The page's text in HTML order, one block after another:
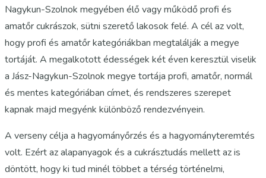
Nagykun-Szolnok megyében élő vagy működő profi és
amatőr cukrászok, sütni szerető lakosok felé. A cél az volt,
hogy profi és amatőr kategóriákban megtalálják a megye
tortáját. A megalkotott édességek két éven keresztül viselik
a Jász-Nagykun-Szolnok megye tortája profi, amatőr, normál
és mentes kategóriában címet, és rendszeres szerepet
kapnak majd megyénk különböző rendezvényein.
A verseny célja a hagyományőrzés és a hagyományteremtés
volt. Ezért az alapanyagok és a cukrásztudás mellett az is
döntött, hogy ki tud minél többet a térség történelmi,